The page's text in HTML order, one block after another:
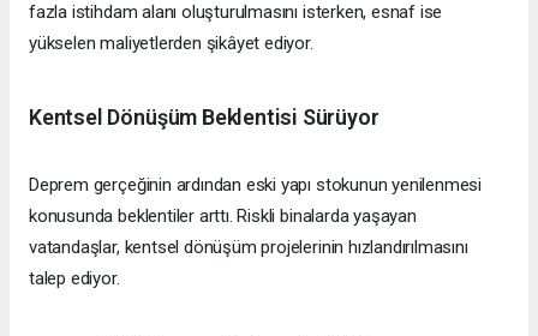
fazla istihdam alanı oluşturulmasını isterken, esnaf ise
yükselen maliyetlerden şikâyet ediyor.
Kentsel Dönüşüm Beklentisi Sürüyor
Deprem gerçeğinin ardından eski yapı stokunun yenilenmesi
konusunda beklentiler arttı. Riskli binalarda yaşayan
vatandaşlar, kentsel dönüşüm projelerinin hızlandırılmasını
talep ediyor.